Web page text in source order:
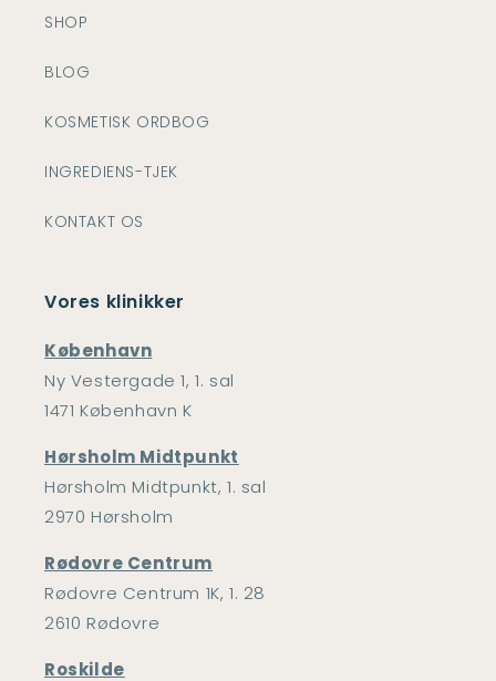
SHOP
BLOG
KOSMETISK ORDBOG
INGREDIENS-TJEK
KONTAKT OS
Vores klinikker
København
Ny Vestergade 1, 1. sal
1471 København K
Hørsholm Midtpunkt
Hørsholm Midtpunkt, 1. sal
2970 Hørsholm
Rødovre Centrum
Rødovre Centrum 1K, 1. 28
2610 Rødovre
Roskilde